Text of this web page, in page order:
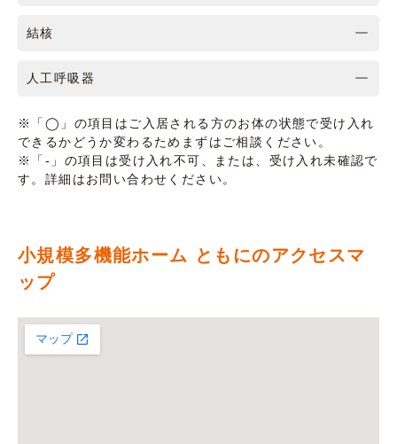
結核
人工呼吸器
※「◯」の項目はご入居される方のお体の状態で受け入れ
できるかどうか変わるためまずはご相談ください。
※「-」の項目は受け入れ不可、または、受け入れ未確認で
す。詳細はお問い合わせください。
小規模多機能ホーム ともにのアクセスマ
ップ